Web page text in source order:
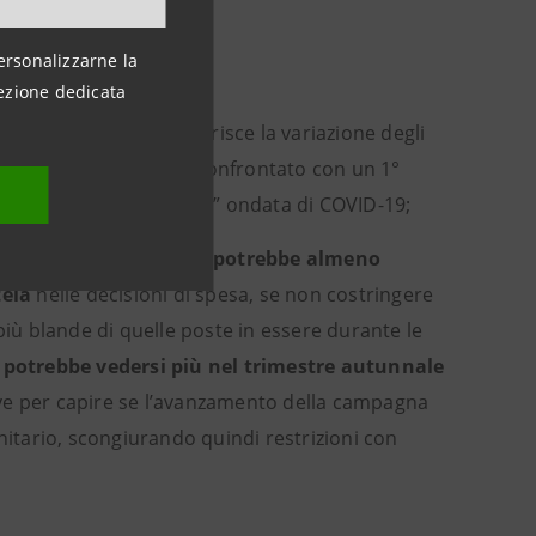
la
dedicata
motivi:
(come suggerisce la variazione degli
Google), che si è confrontato con un 1°
“seconda” e “terza” ondata di COVID-19;
potrebbe almeno
nelle decisioni di spesa, se non costringere
blande di quelle poste in essere durante le
potrebbe vedersi più nel trimestre autunnale
capire se l’avanzamento della campagna
scongiurando quindi restrizioni con